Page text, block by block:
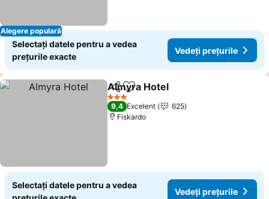
Alegere populară
Selectați datele pentru a vedea
prețurile exacte
Vedeți prețurile
DistribuițiAdăugaţi la favorite
Almyra Hotel
3 Stele
9,4 Excelent
625
Fiskardo
Selectați datele pentru a vedea
Vedeți prețurile